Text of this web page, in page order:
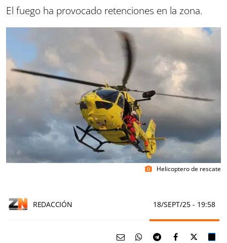
El fuego ha provocado retenciones en la zona.
photo_camera Helicoptero de rescate
REDACCIÓN 18/SEPT/25 - 19:58